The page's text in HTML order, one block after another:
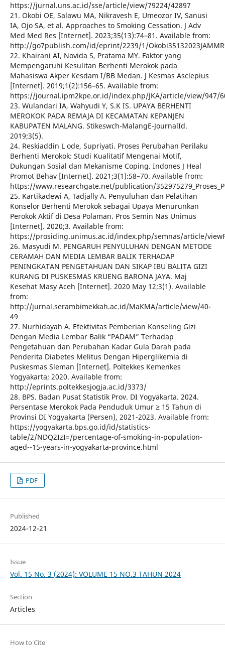
https://jurnal.uns.ac.id/sse/article/view/79224/42897
21. Okobi OE, Salawu MA, Nikravesh E, Umeozor IV, Sanusi
IA, Ojo SA, et al. Approaches to Smoking Cessation. J Adv
Med Med Res [Internet]. 2023;35(13):74–81. Available from:
http://go7publish.com/id/eprint/2239/1/
22. Khairani AI, Novida S, Pratama MY. Faktor yang
Mempengaruhi Kesulitan Berhenti Merokok pada
Mahasiswa Akper Kesdam I/BB Medan. J Kesmas Asclepius
[Internet]. 2019;1(2):156–65. Available from:
https://journal.ipm2kpe.or.id/index.php/JKA/article/view/947/
23. Wulandari IA, Wahyudi Y, S.K IS. UPAYA BERHENTI
MEROKOK PADA REMAJA DI KECAMATAN KEPANJEN
KABUPATEN MALANG. Stikeswch-MalangE-JournalId.
2019;3(5).
24. Reskiaddin L ode, Supriyati. Proses Perubahan Perilaku
Berhenti Merokok: Studi Kualitatif Mengenai Motif,
Dukungan Sosial dan Mekanisme Coping. Indones J Heal
Promot Behav [Internet]. 2021;3(1):58–70. Available from:
https://www.researchgate.net/publication/
25. Kartikadewi A, Tadjally A. Penyuluhan dan Pelatihan
Konselor Berhenti Merokok sebagai Upaya Menurunkan
Perokok Aktif di Desa Polaman. Pros Semin Nas Unimus
[Internet]. 2020;3. Available from:
https://prosiding.unimus.ac.id/index.php/semnas/article/
26. Masyudi M. PENGARUH PENYULUHAN DENGAN METODE
CERAMAH DAN MEDIA LEMBAR BALIK TERHADAP
PENINGKATAN PENGETAHUAN DAN SIKAP IBU BALITA GIZI
KURANG DI PUSKESMAS KRUENG BARONA JAYA. Maj
Kesehat Masy Aceh [Internet]. 2020 May 12;3(1). Available
from:
http://jurnal.serambimekkah.ac.id/MaKMA/article/view/40-
49
27. Nurhidayah A. Efektivitas Pemberian Konseling Gizi
Dengan Media Lembar Balik “PADAM” Terhadap
Pengetahuan dan Perubahan Kadar Gula Darah pada
Penderita Diabetes Melitus Dengan Hiperglikemia di
Puskesmas Sleman [Internet]. Poltekkes Kemenkes
Yogyakarta; 2020. Available from:
http://eprints.poltekkesjogja.ac.id/3373/
28. BPS. Badan Pusat Statistik Prov. DI Yogyakarta. 2024.
Persentase Merokok Pada Penduduk Umur ≥ 15 Tahun di
Provinsi DI Yogyakarta (Persen), 2021-2023. Available from:
https://yogyakarta.bps.go.id/id/statistics-
table/2/NDQ2IzI=/percentage-of-smoking-in-population-
aged--15-years-in-yogyakarta-province.html
PDF
Published
2024-12-21
Issue
Vol. 15 No. 3 (2024): VOLUME 15 NO.3 TAHUN 2024
Section
Articles
How to Cite